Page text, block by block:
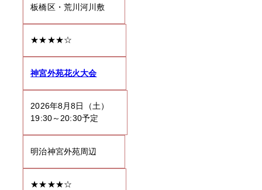
板橋区・荒川河川敷
★★★★☆
神宮外苑花火大会
2026年8月8日（土）
19:30～20:30予定
明治神宮外苑周辺
★★★★☆